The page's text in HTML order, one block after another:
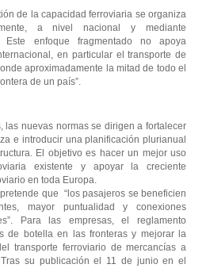
de la capacidad ferroviaria se organiza
a nivel nacional y mediante
Este enfoque fragmentado no apoya
en particular el transporte de
aproximadamente la mitad de todo el
de un país”.
las nuevas normas se dirigen a fortalecer
e introducir una planificación plurianual
El objetivo es hacer un mejor uso
existente y apoyar la creciente
en toda Europa.
que “los pasajeros se beneficien
mayor puntualidad y conexiones
Para las empresas, el reglamento
de botella en las fronteras y mejorar la
transporte ferroviario de mercancías a
su publicación el 11 de junio en el